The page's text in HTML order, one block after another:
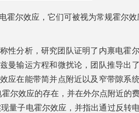
霍尔效应，它们可被视为常规霍尔效
性分析，研究团队证明了内禀电霍
曼输运方程和微扰论，团队推导出
应在能带简并点附近以及窄带隙系
尔效应的存在，并在外尔点附近的
量子电霍尔效应，并指出通过反转